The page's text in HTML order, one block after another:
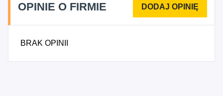
OPINIE O FIRMIE
BRAK OPINII